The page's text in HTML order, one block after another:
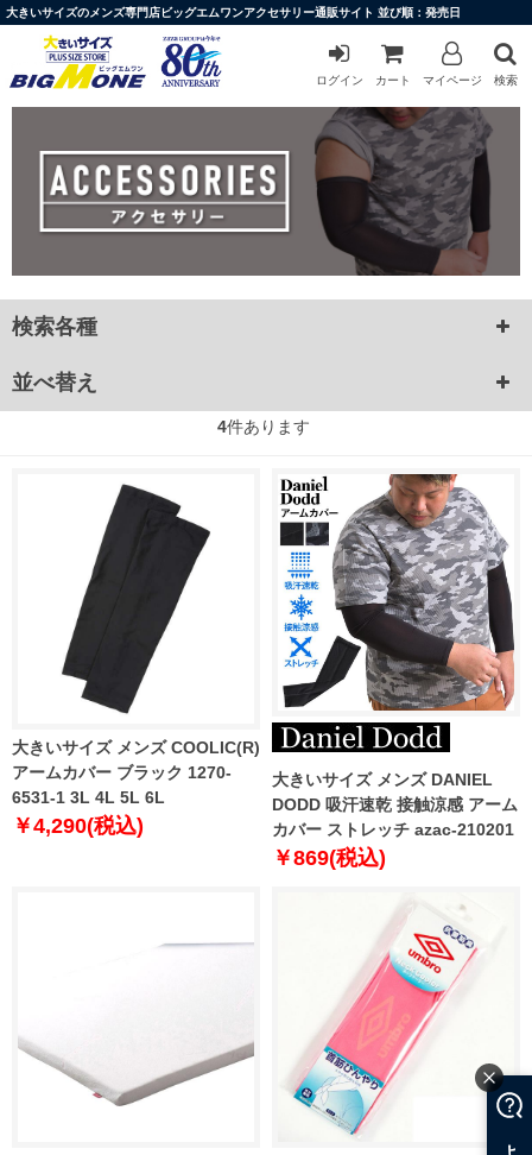
大きいサイズのメンズ専門店ビッグエムワンアクセサリー通販サイト 並び順：発売日
ログイン カート マイページ 検索
検索各種
並べ替え
4件あります
大きいサイズ メンズ COOLIC(R)
アームカバー ブラック 1270-
6531-1 3L 4L 5L 6L
￥4,290(税込)
大きいサイズ メンズ DANIEL
DODD 吸汗速乾 接触涼感 アーム
カバー ストレッチ azac-210201
￥869(税込)